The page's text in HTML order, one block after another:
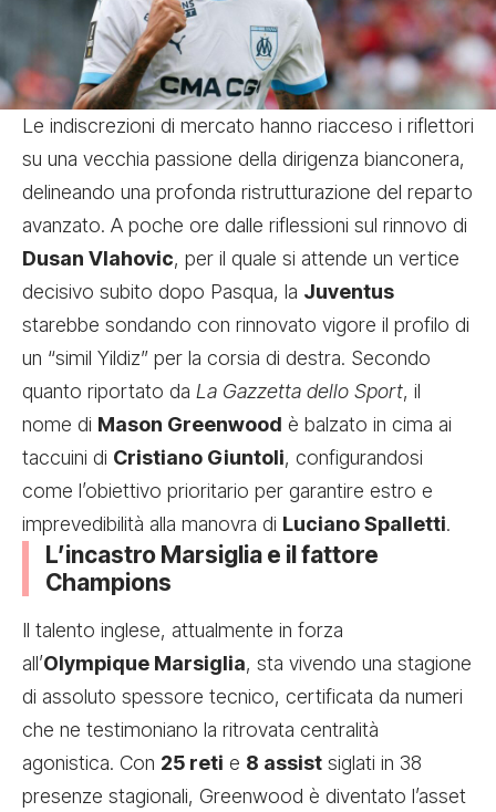
Le indiscrezioni di mercato hanno riacceso i riflettori
su una vecchia passione della dirigenza bianconera,
delineando una profonda ristrutturazione del reparto
avanzato. A poche ore dalle riflessioni sul rinnovo di
Dusan Vlahovic, per il quale si attende un vertice
decisivo subito dopo Pasqua, la Juventus
starebbe sondando con rinnovato vigore il profilo di
un “simil Yildiz” per la corsia di destra. Secondo
quanto riportato da La Gazzetta dello Sport, il
nome di Mason Greenwood è balzato in cima ai
taccuini di Cristiano Giuntoli, configurandosi
come l’obiettivo prioritario per garantire estro e
imprevedibilità alla manovra di Luciano Spalletti.
L’incastro Marsiglia e il fattore
Champions
Il talento inglese, attualmente in forza
all’Olympique Marsiglia, sta vivendo una stagione
di assoluto spessore tecnico, certificata da numeri
che ne testimoniano la ritrovata centralità
agonistica. Con 25 reti e 8 assist siglati in 38
presenze stagionali, Greenwood è diventato l’asset